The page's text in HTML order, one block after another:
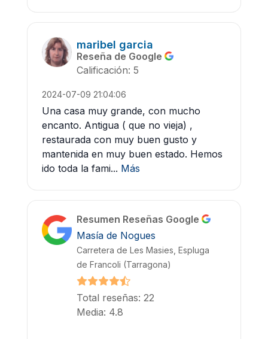
maribel garcia
Reseña de Google
Calificación: 5
2024-07-09 21:04:06
Una casa muy grande, con mucho
encanto. Antigua ( que no vieja) ,
restaurada con muy buen gusto y
mantenida en muy buen estado. Hemos
ido toda la fami... Más
Resumen Reseñas Google
Masía de Nogues
Carretera de Les Masies, Espluga
de Francoli (Tarragona)
Total reseñas: 22
Media: 4.8